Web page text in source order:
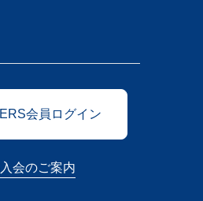
会員ログイン
会のご案内